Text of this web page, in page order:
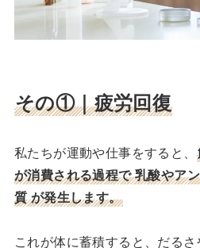
その①｜疲労回復
私たちが運動や仕事をすると、
が消費される過程で 乳酸やア
質 が発生します。
これが体に蓄積すると、だる